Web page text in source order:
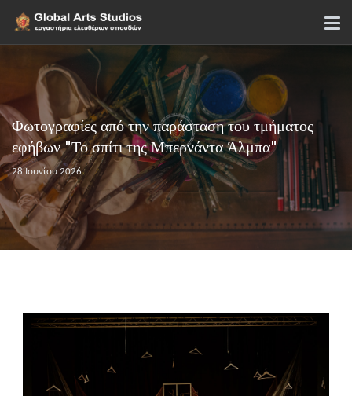
Φωτογραφίες από την παράσταση του τμήματος
εφήβων "Το σπίτι της Μπερνάντα Άλμπα"
28 Ιουνίου 2026